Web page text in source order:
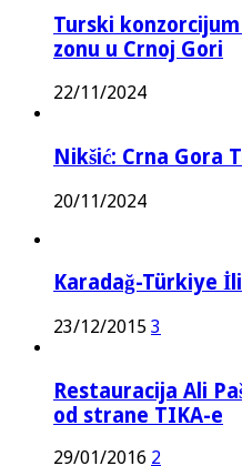
Turski
zonu u Crnoj Gori
22/11/2024
Nikšić: Crna Gora
20/11/2024
Karadağ-Türkiye
23/12/2015 3
Restauracija Ali
od strane TIKA-e
29/01/2016 2